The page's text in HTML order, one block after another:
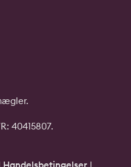
40415807.
Handelsbetingelser |